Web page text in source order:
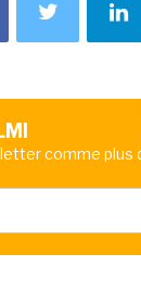
comme plus